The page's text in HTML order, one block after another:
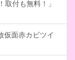
付も無料！」
仮面赤カビツイ